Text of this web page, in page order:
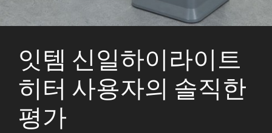
잇템 신일하이라이트
히터 사용자의 솔직한
평가